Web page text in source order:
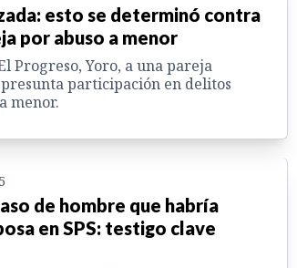
esto se determinó contra
por abuso a menor
Progreso, Yoro, a una pareja
participación en delitos
menor.
de hombre que habría
en SPS: testigo clave